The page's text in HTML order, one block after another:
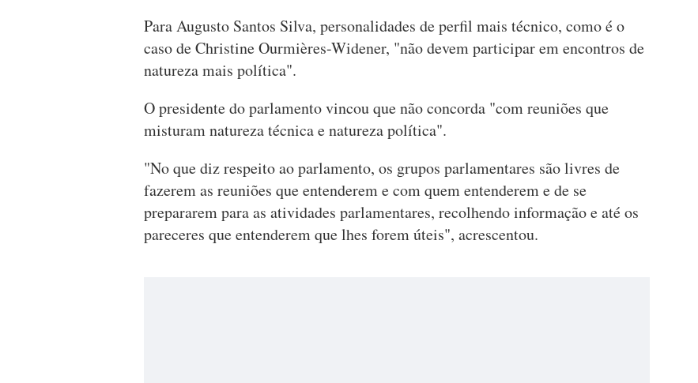
Para Augusto Santos Silva, personalidades de perfil mais técnico, como é o
caso de Christine Ourmières-Widener, "não devem participar em encontros de
natureza mais política".
O presidente do parlamento vincou que não concorda "com reuniões que
misturam natureza técnica e natureza política".
"No que diz respeito ao parlamento, os grupos parlamentares são livres de
fazerem as reuniões que entenderem e com quem entenderem e de se
prepararem para as atividades parlamentares, recolhendo informação e até os
pareceres que entenderem que lhes forem úteis", acrescentou.